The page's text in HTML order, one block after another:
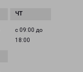
с 09:00 до
18:00